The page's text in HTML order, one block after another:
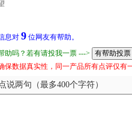
息对 9 位网友有帮助。
助吗？若有请投我一票 --->
保数据真实性，同一产品所有点评仅有
说两句（最多400个字符）